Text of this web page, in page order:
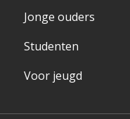
Jonge ouders
Studenten
Voor jeugd